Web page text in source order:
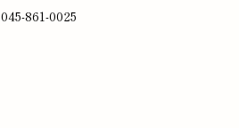
045-861-0025